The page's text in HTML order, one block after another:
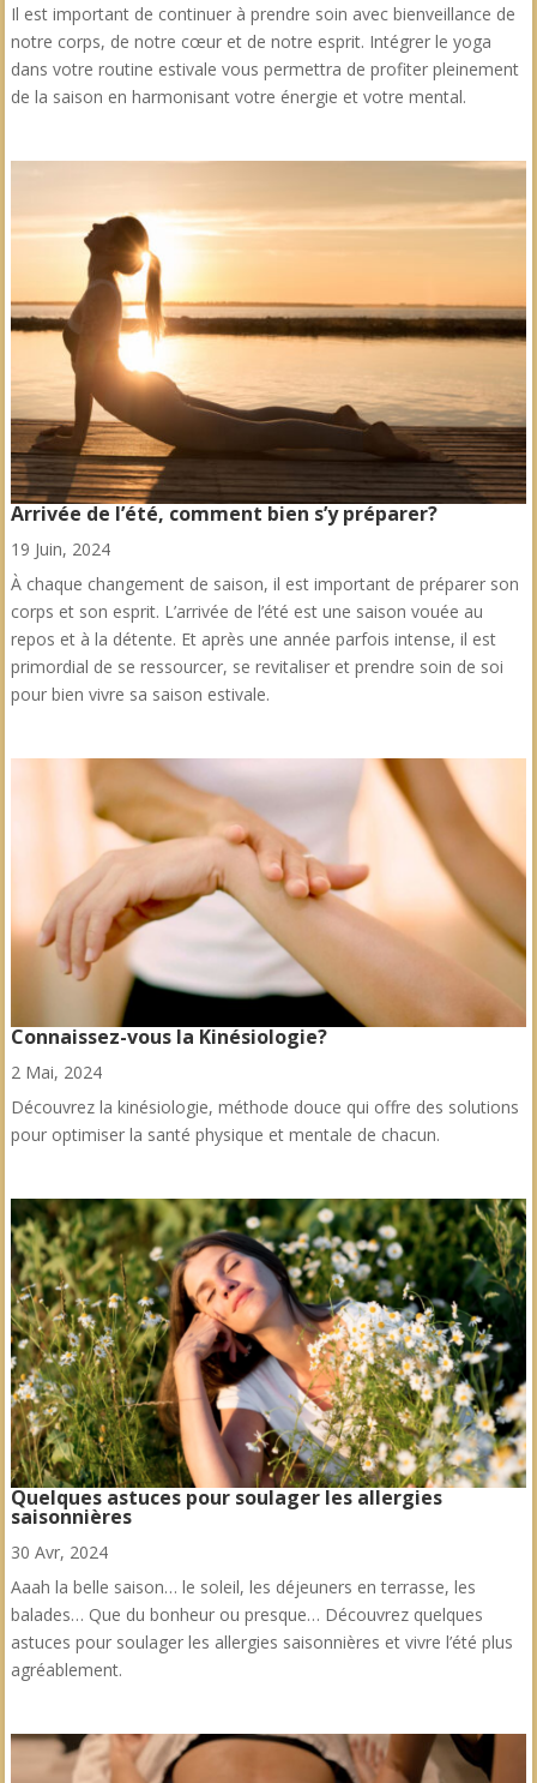
Il est important de continuer à prendre soin avec bienveillance de
notre corps, de notre cœur et de notre esprit. Intégrer le yoga
dans votre routine estivale vous permettra de profiter pleinement
de la saison en harmonisant votre énergie et votre mental.
Arrivée de l’été, comment bien s’y préparer?
19 Juin, 2024
À chaque changement de saison, il est important de préparer son
corps et son esprit. L’arrivée de l’été est une saison vouée au
repos et à la détente. Et après une année parfois intense, il est
primordial de se ressourcer, se revitaliser et prendre soin de soi
pour bien vivre sa saison estivale.
Connaissez-vous la Kinésiologie?
2 Mai, 2024
Découvrez la kinésiologie, méthode douce qui offre des solutions
pour optimiser la santé physique et mentale de chacun.
Quelques astuces pour soulager les allergies
saisonnières
30 Avr, 2024
Aaah la belle saison… le soleil, les déjeuners en terrasse, les
balades… Que du bonheur ou presque… Découvrez quelques
astuces pour soulager les allergies saisonnières et vivre l’été plus
agréablement.